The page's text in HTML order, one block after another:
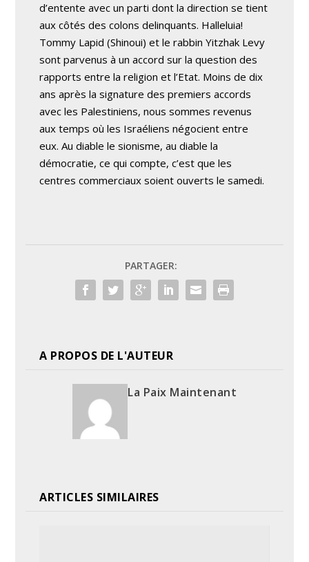
d’entente avec un parti dont la direction se tient
aux côtés des colons delinquants. Halleluia!
Tommy Lapid (Shinoui) et le rabbin Yitzhak Levy
sont parvenus à un accord sur la question des
rapports entre la religion et l’Etat. Moins de dix
ans après la signature des premiers accords
avec les Palestiniens, nous sommes revenus
aux temps où les Israéliens négocient entre
eux. Au diable le sionisme, au diable la
démocratie, ce qui compte, c’est que les
centres commerciaux soient ouverts le samedi.
PARTAGER:
A PROPOS DE L'AUTEUR
La Paix Maintenant
ARTICLES SIMILAIRES